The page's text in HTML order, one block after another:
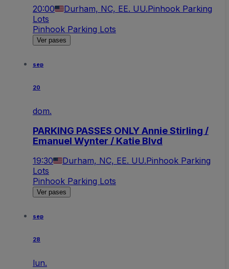
20:00 Durham, NC, EE. UU.Pinhook Parking
Lots
Pinhook Parking Lots
Ver pases
sep
20
dom.
PARKING PASSES ONLY Annie Stirling /
Emanuel Wynter / Katie Blvd
19:30 Durham, NC, EE. UU.Pinhook Parking
Lots
Pinhook Parking Lots
Ver pases
sep
28
lun.